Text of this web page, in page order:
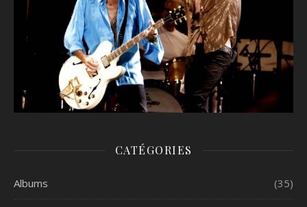
CATÉGORIES
Albums (35)